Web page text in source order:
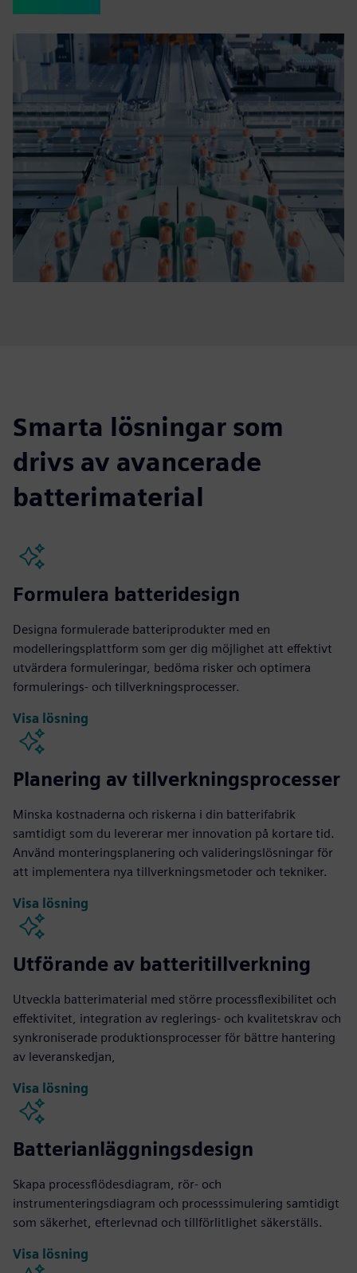
Smarta lösningar som
drivs av avancerade
batterimaterial
Formulera batteridesign
Designa formulerade batteriprodukter med en
modelleringsplattform som ger dig möjlighet att effektivt
utvärdera formuleringar, bedöma risker och optimera
formulerings- och tillverkningsprocesser.
Visa lösning
Planering av tillverkningsprocesser
Minska kostnaderna och riskerna i din batterifabrik
samtidigt som du levererar mer innovation på kortare tid.
Använd monteringsplanering och valideringslösningar för
att implementera nya tillverkningsmetoder och tekniker.
Visa lösning
Utförande av batteritillverkning
Utveckla batterimaterial med större processflexibilitet och
effektivitet, integration av reglerings- och kvalitetskrav och
synkroniserade produktionsprocesser för bättre hantering
av leveranskedjan,
Visa lösning
Batterianläggningsdesign
Skapa processflödesdiagram, rör- och
instrumenteringsdiagram och processsimulering samtidigt
som säkerhet, efterlevnad och tillförlitlighet säkerställs.
Visa lösning